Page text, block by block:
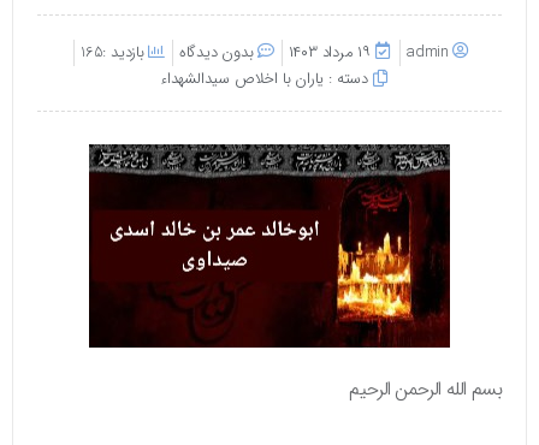
admin ۱۹ مرداد ۱۴۰۳ بدون دیدگاه
بازدید :165
دسته :یاران با اخلاص سیدالشهداء
بسم الله الرحمن الرحیم